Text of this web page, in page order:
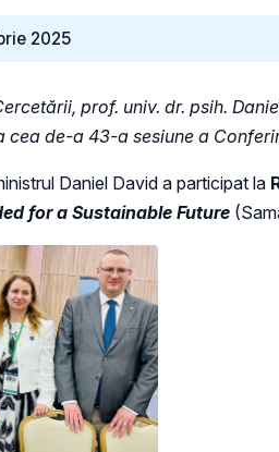
2025
prof. univ. dr. psih.
cea de-a 43-a sesiune a
Daniel David a participat la
for a Sustainable Future